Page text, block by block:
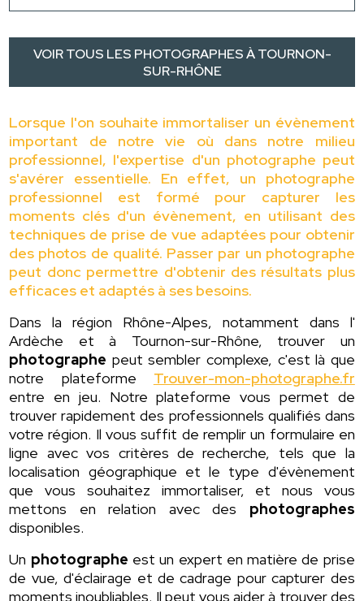
VOIR TOUS LES PHOTOGRAPHES À TOURNON-
SUR-RHÔNE
Lorsque l'on souhaite immortaliser un évènement
important de notre vie où dans notre milieu
professionnel, l'expertise d'un photographe peut
s'avérer essentielle. En effet, un photographe
professionnel est formé pour capturer les
moments clés d'un évènement, en utilisant des
techniques de prise de vue adaptées pour obtenir
des photos de qualité. Passer par un photographe
peut donc permettre d'obtenir des résultats plus
efficaces et adaptés à ses besoins.
Dans la région Rhône-Alpes, notamment dans l'
Ardèche et à Tournon-sur-Rhône, trouver un
photographe peut sembler complexe, c'est là que
notre plateforme Trouver-mon-photographe.fr
entre en jeu. Notre plateforme vous permet de
trouver rapidement des professionnels qualifiés dans
votre région. Il vous suffit de remplir un formulaire en
ligne avec vos critères de recherche, tels que la
localisation géographique et le type d'évènement
que vous souhaitez immortaliser, et nous vous
mettons en relation avec des photographes
disponibles.
Un photographe est un expert en matière de prise
de vue, d'éclairage et de cadrage pour capturer des
moments inoubliables. Il peut vous aider à trouver des